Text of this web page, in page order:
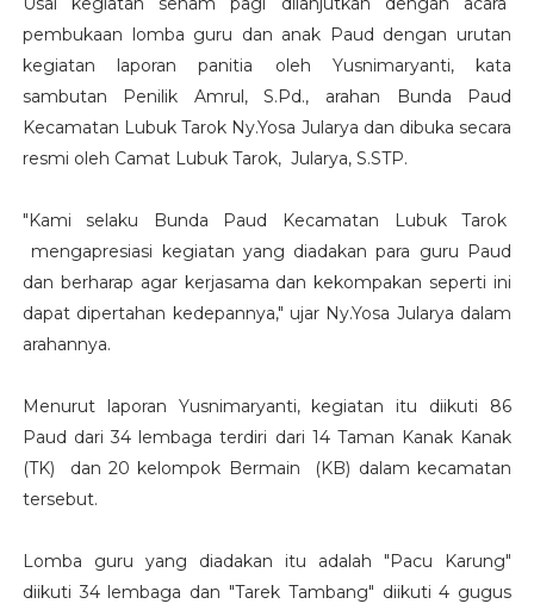
pembukaan lomba guru dan anak Paud dengan urutan
kegiatan laporan panitia oleh Yusnimaryanti, kata
sambutan Penilik Amrul, S.Pd., arahan Bunda Paud
Kecamatan Lubuk Tarok Ny.Yosa Jularya dan dibuka secara
resmi oleh Camat Lubuk Tarok, Jularya, S.STP.
"Kami selaku Bunda Paud Kecamatan Lubuk Tarok
mengapresiasi kegiatan yang diadakan para guru Paud
dan berharap agar kerjasama dan kekompakan seperti ini
dapat dipertahan kedepannya," ujar Ny.Yosa Jularya dalam
arahannya.
Menurut laporan Yusnimaryanti, kegiatan itu diikuti 86
Paud dari 34 lembaga terdiri dari 14 Taman Kanak Kanak
(TK) dan 20 kelompok Bermain (KB) dalam kecamatan
tersebut.
Lomba guru yang diadakan itu adalah "Pacu Karung"
diikuti 34 lembaga dan "Tarek Tambang" diikuti 4 gugus